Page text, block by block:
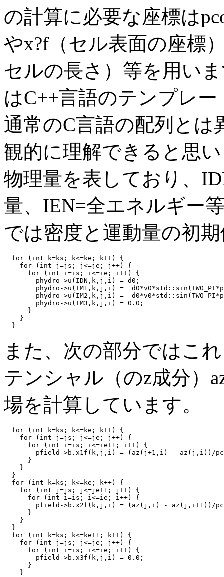
の計算に必要な座標は
やx?f（セル表面の座標
セルの長さ）等を用い
はC++言語のテンプレ
通常のC言語の配列と
観的に理解できると思
物理量を表しており、
量、IEN=全エネルギー
では密度と運動量の初
  for (int k=ks; k<=ke; k++) {
    for (int j=js; j<=je; j++) {
      for (int i=is; i<=ie; i++) {
        phydro->u(IDN,k,j,i) = d0;
phydro->u(IM1,k,j,i) =
phydro->u(IM2,k,j,i) = -
        phydro->u(IM3,k,j,i) = 0.0;
      }
    }
また、次の部分ではこ
テンシャル（のz成分）
場を計算しています。
  for (int k=ks; k<=ke; k++) {
    for (int j=js; j<=je; j++) {
      for (int i=is; i<=ie+1; i++) {
pfield->b.x1f(k,j,i) = (az(j+1,i) - az(j,i))/
      }
    }
  }
  for (int k=ks; k<=ke; k++) {
    for (int j=js; j<=je+1; j++) {
      for (int i=is; i<=ie; i++) {
pfield->b.x2f(k,j,i) = (az(j,i) - az(j,i+1))/
      }
    }
  }
  for (int k=ks; k<=ke+1; k++) {
    for (int j=js; j<=je; j++) {
      for (int i=is; i<=ie; i++) {
        pfield->b.x3f(k,j,i) = 0.0;
      }
    }